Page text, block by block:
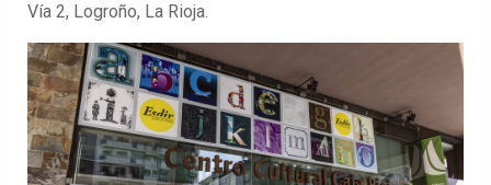
Vía 2, Logroño, La Rioja.